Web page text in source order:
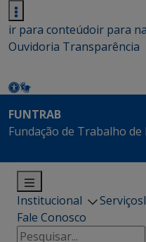
ir para conteúdoir para
Ouvidoria Transparência
FUNTRAB
Fundação de Trabalho
Institucional Serviços
Fale Conosco
Pesquisar